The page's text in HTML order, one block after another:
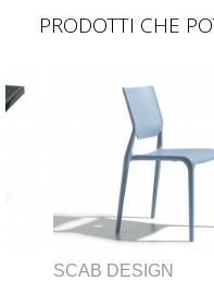
PRODOTTI CHE
SCAB